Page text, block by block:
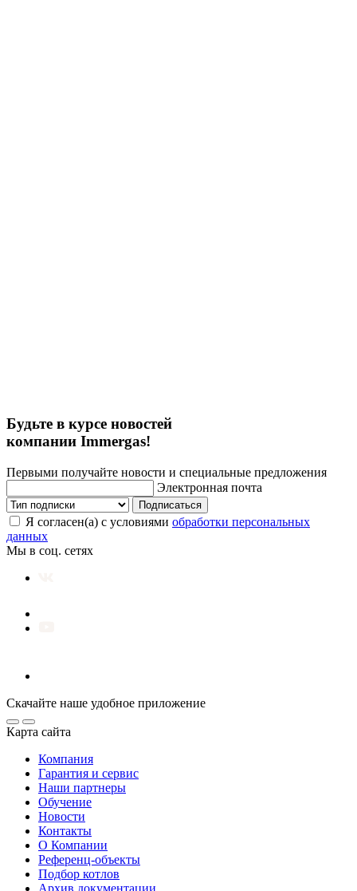
Будьте в курсе новостей
компании Immergas!
Первыми получайте новости и специальные предложения
Электронная почта
Подписаться
Я согласен(а) с условиями обработки персональных
данных
Мы в соц. сетях
Скачайте наше удобное приложение
Карта сайта
Компания
Гарантия и сервис
Наши партнеры
Обучение
Новости
Контакты
О Компании
Референц-объекты
Подбор котлов
Архив документации